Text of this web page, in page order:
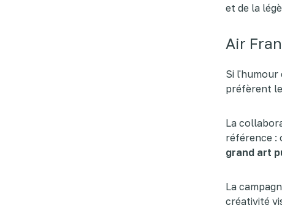
et de la
Air
Si l'humour
préfèrent le
La
référence :
grand art
La
créativité